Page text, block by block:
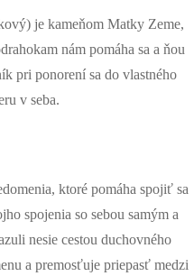
je kameňom Matky Zeme,
nám pomáha sa a ňou
pri ponorení sa do vlastného
v seba.
ktoré pomáha spojiť sa
spojenia so sebou samým a
nesie cestou duchovného
a premosťuje priepasť medzi